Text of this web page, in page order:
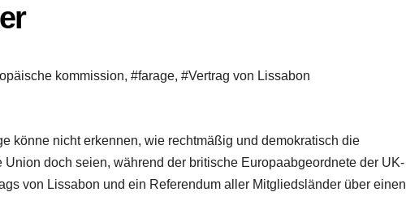
kommission, #farage, #Vertrag von Lissabon
könne nicht erkennen, wie rechtmäßig und demokratisch die
doch seien, während der britische Europaabgeordnete der UK-
von Lissabon und ein Referendum aller Mitgliedsländer über einen